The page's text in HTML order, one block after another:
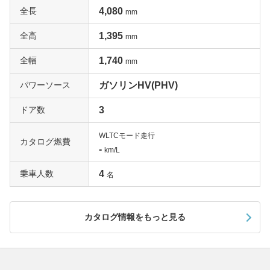
全長 4,080 mm
全高 1,395 mm
全幅 1,740 mm
パワーソース ガソリンHV(PHV)
ドア数 3
カタログ燃費
WLTCモード走行
- km/L
乗車人数 4 名
カタログ情報をもっと見る